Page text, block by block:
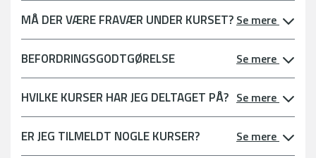
MÅ DER VÆRE FRAVÆR UNDER KURSET? Se mere
BEFORDRINGSGODTGØRELSE Se mere
HVILKE KURSER HAR JEG DELTAGET PÅ? Se mere
ER JEG TILMELDT NOGLE KURSER? Se mere